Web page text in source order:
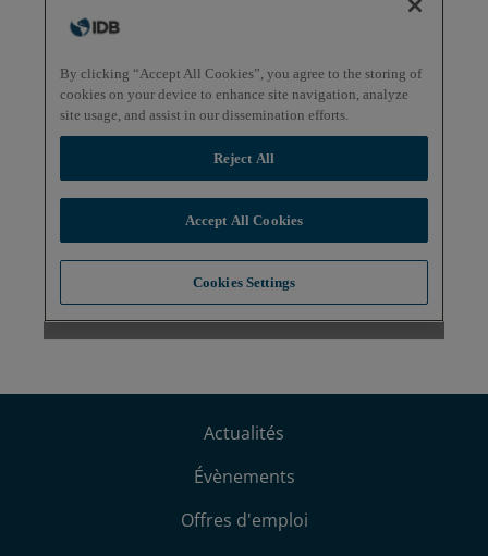
Actualités
Évènements
Offres d'emploi